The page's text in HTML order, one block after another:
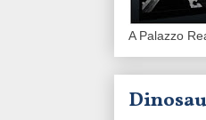
A Palazzo